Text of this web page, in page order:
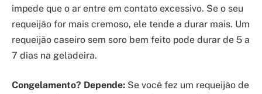
impede que o ar entre em contato excessivo. Se o seu
requeijão for mais cremoso, ele tende a durar mais. Um
requeijão caseiro sem soro bem feito pode durar de 5 a
7 dias na geladeira.
Congelamento? Depende: Se você fez um requeijão de